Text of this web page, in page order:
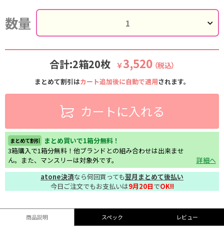
数量
合計:2箱20枚 ￥3,520 （税込）
まとめて割引はカート追加後に自動で適用されます。
カートに入れる
まとめて割引
まとめ買いで1箱分無料！
3箱購入で1箱分無料！他ブランドとの組み合わせは出来ませ
ん。また、マンスリーは対象外です。
詳細へ
atone決済なら何回買っても翌月まとめて後払い
今日ご注文でもお支払いは9月20日でOK!!
商品説明 スペック レビュー